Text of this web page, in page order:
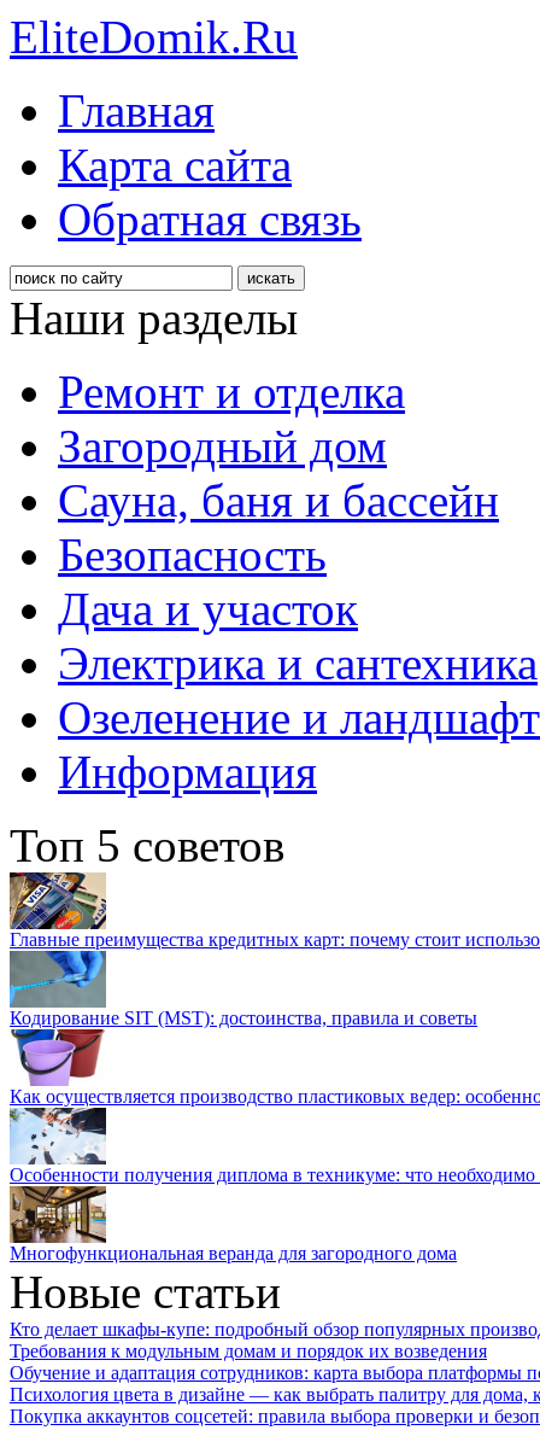
EliteDomik.Ru
Главная
Карта сайта
Обратная связь
Наши разделы
Ремонт и отделка
Загородный дом
Сауна, баня и бассейн
Безопасность
Дача и участок
Электрика и сантехника
Озеленение и
Информация
Топ 5 советов
Главные преимущества кредитных карт: почему стоит
Кодирование SIT (MST): достоинства, правила и советы
Как осуществляется производство пластиковых ведер:
Особенности получения диплома в техникуме: что необходимо
Многофункциональная веранда для загородного дома
Новые статьи
Кто делает шкафы-купе: подробный обзор популярных
Требования к модульным домам и порядок их возведения
Обучение и адаптация сотрудников: карта выбора платформы
Психология цвета в дизайне — как выбрать палитру для дома,
Покупка аккаунтов соцсетей: правила выбора проверки и